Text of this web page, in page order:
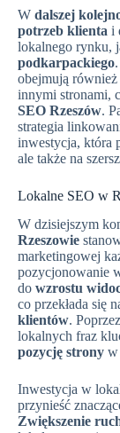
W dalszej
potrzeb klienta i
lokalnego rynku,
podkarpackiego
obejmują
innymi stronami,
SEO Rzeszów.
strategia
inwestycja, która
ale także na
Lokalne SEO w
W dzisiejszym
Rzeszowie
marketingowej
pozycjonowanie
do wzrostu
co przekłada się
klientów.
lokalnych fraz
pozycję strony w
Inwestycja w
przynieść
Zwiększenie